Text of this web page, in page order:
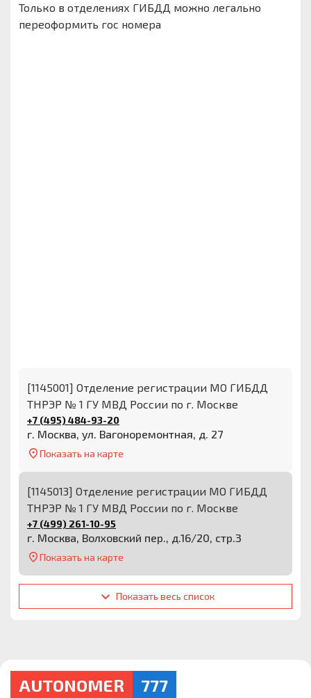
Только в отделениях ГИБДД можно легально
переоформить гос номера
[1145001] Отделение регистрации МО ГИБДД
ТНРЭР № 1 ГУ МВД России по г. Москве
+7 (495) 484-93-20
г. Москва, ул. Вагоноремонтная, д. 27
Показать на карте
[1145013] Отделение регистрации МО ГИБДД
ТНРЭР № 1 ГУ МВД России по г. Москве
+7 (499) 261-10-95
г. Москва, Волховский пер., д.16/20, стр.3
Показать на карте
Показать весь список
AUTONOMER 777